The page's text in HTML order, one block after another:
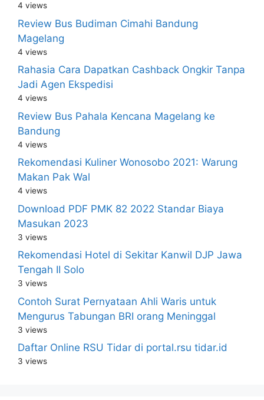
4 views
Review Bus Budiman Cimahi Bandung
Magelang
4 views
Rahasia Cara Dapatkan Cashback Ongkir Tanpa
Jadi Agen Ekspedisi
4 views
Review Bus Pahala Kencana Magelang ke
Bandung
4 views
Rekomendasi Kuliner Wonosobo 2021: Warung
Makan Pak Wal
4 views
Download PDF PMK 82 2022 Standar Biaya
Masukan 2023
3 views
Rekomendasi Hotel di Sekitar Kanwil DJP Jawa
Tengah II Solo
3 views
Contoh Surat Pernyataan Ahli Waris untuk
Mengurus Tabungan BRI orang Meninggal
3 views
Daftar Online RSU Tidar di portal.rsu tidar.id
3 views